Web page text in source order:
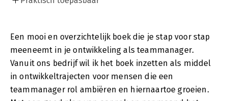
Een mooi en overzichtelijk boek die je stap voor stap
meeneemt in je ontwikkeling als teammanager.
Vanuit ons bedrijf wil ik het boek inzetten als middel
in ontwikkeltrajecten voor mensen die een
teammanager rol ambiëren en hiernaartoe groeien.